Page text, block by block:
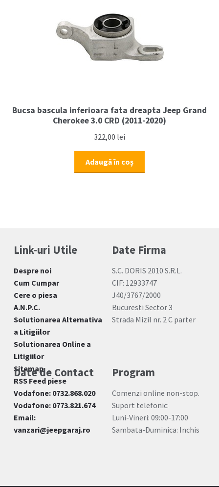
Bucsa bascula inferioara fata dreapta Jeep Grand
Cherokee 3.0 CRD (2011-2020)
322,00 lei
Adaugă în coș
Link-uri Utile
Despre noi
Cum Cumpar
Cere o piesa
A.N.P.C.
Solutionarea Alternativa
a Litigiilor
Solutionarea Online a
Litigiilor
Sitemap
RSS Feed piese
Date Firma
S.C. DORIS 2010 S.R.L.
CIF: 12933747
J40/3767/2000
Bucuresti Sector 3
Strada Mizil nr. 2 C parter
Date de Contact
Vodafone: 0732.868.020
Vodafone: 0773.821.674
Email:
vanzari@jeepgaraj.ro
Program
Comenzi online non-stop.
Suport telefonic:
Luni-Vineri: 09:00-17:00
Sambata-Duminica: Inchis